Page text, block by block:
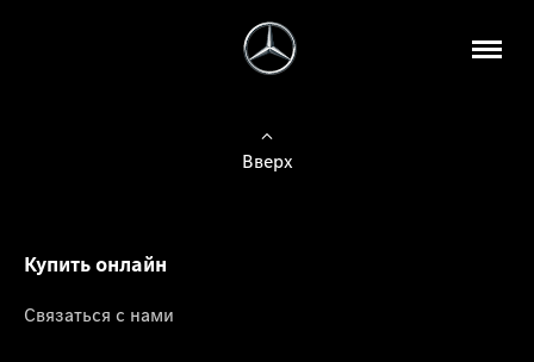
Вверх
Купить онлайн
Связаться с нами